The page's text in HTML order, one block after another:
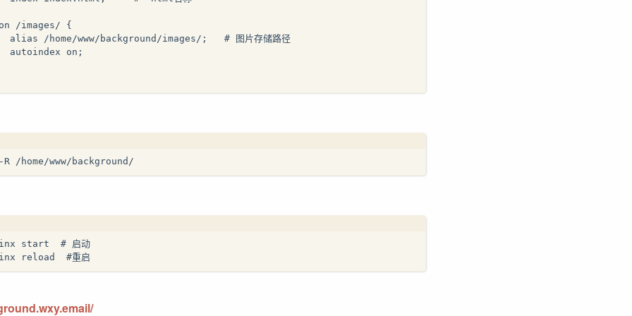
/images/ {
alias /home/www/background/images/;   # 图片存储路径
autoindex on;
/home/www/background/
start  # 启动
reload  #重启